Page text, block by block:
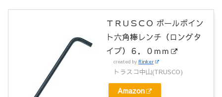
ＴＲＵＳＣＯ ボールポイン
ト六角棒レンチ（ロングタ
イプ）６．０ｍｍ
created by Rinker
トラスコ中山(TRUSCO)
Amazon